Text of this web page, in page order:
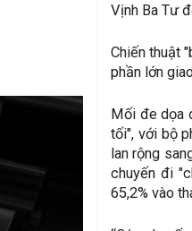
Vịnh Ba Tư
Chiến thuật
phần lớn
Mối đe dọa
tối", với bộ
lan rộng
chuyến đi
65,2% vào